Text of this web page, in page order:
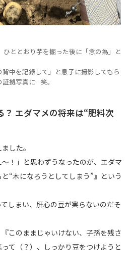
ひととおり芋を掘った後に「念の為」と
中を記録して」と息子に撮影してもら
拠写真に…笑。
？ エダマメの将来は“肥料次
した。
！」と思わずうなったのが、エダマ
“木になろうとしてしまう”』という
しまい、肝心の豆が実らないのだそ
このままじゃいけない、子孫を残さ
て（？）、しっかり豆をつけようと